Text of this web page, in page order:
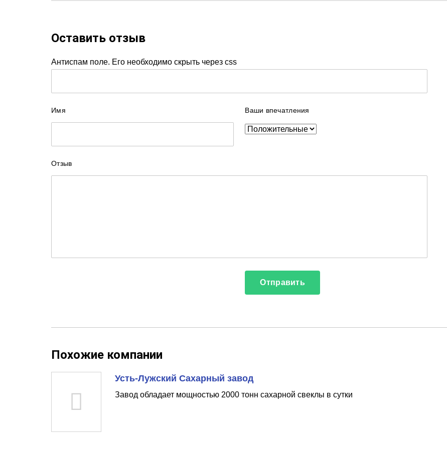
Оставить отзыв
Антиспам поле. Его необходимо скрыть через css
Имя Ваши впечатления
Отзыв
Похожие компании
Усть-Лужский Сахарный завод
Завод обладает мощностью 2000 тонн сахарной свеклы в сутки